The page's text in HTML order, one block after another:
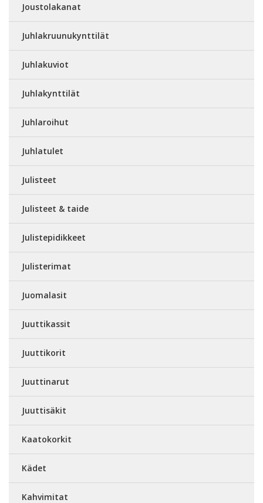
Joustolakanat
Juhlakruunukynttilät
Juhlakuviot
Juhlakynttilät
Juhlaroihut
Juhlatulet
Julisteet
Julisteet & taide
Julistepidikkeet
Julisterimat
Juomalasit
Juuttikassit
Juuttikorit
Juuttinarut
Juuttisäkit
Kaatokorkit
Kädet
Kahvimitat